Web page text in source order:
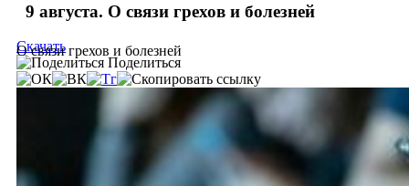
9 августа. О связи грехов и болезней
О связи грехов и болезней
Скачать
Поделиться